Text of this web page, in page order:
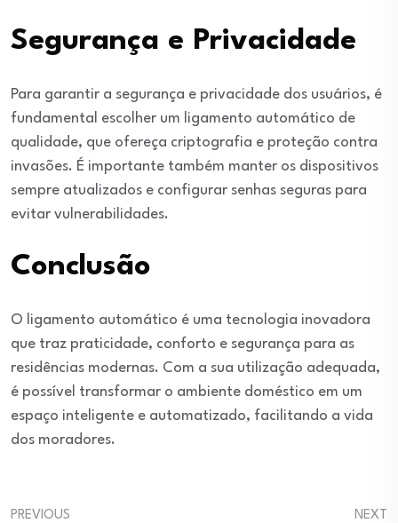
Segurança e Privacidade
Para garantir a segurança e privacidade dos usuários, é
fundamental escolher um ligamento automático de
qualidade, que ofereça criptografia e proteção contra
invasões. É importante também manter os dispositivos
sempre atualizados e configurar senhas seguras para
evitar vulnerabilidades.
Conclusão
O ligamento automático é uma tecnologia inovadora
que traz praticidade, conforto e segurança para as
residências modernas. Com a sua utilização adequada,
é possível transformar o ambiente doméstico em um
espaço inteligente e automatizado, facilitando a vida
dos moradores.
PREVIOUS NEXT